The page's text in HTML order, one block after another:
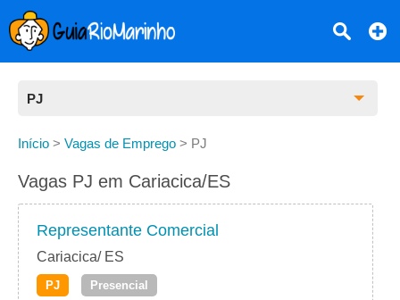
PJ
Todas as Vagas
CLT
Freelancer
PJ
Início > Vagas de Emprego > PJ
Vagas PJ em Cariacica/ES
Representante Comercial
Cariacica/ ES
PJ Presencial